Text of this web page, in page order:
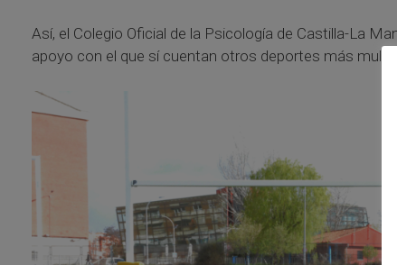
Así, el Colegio Oficial de la Psicología de Castilla-La
apoyo con el que sí cuentan otros deportes más